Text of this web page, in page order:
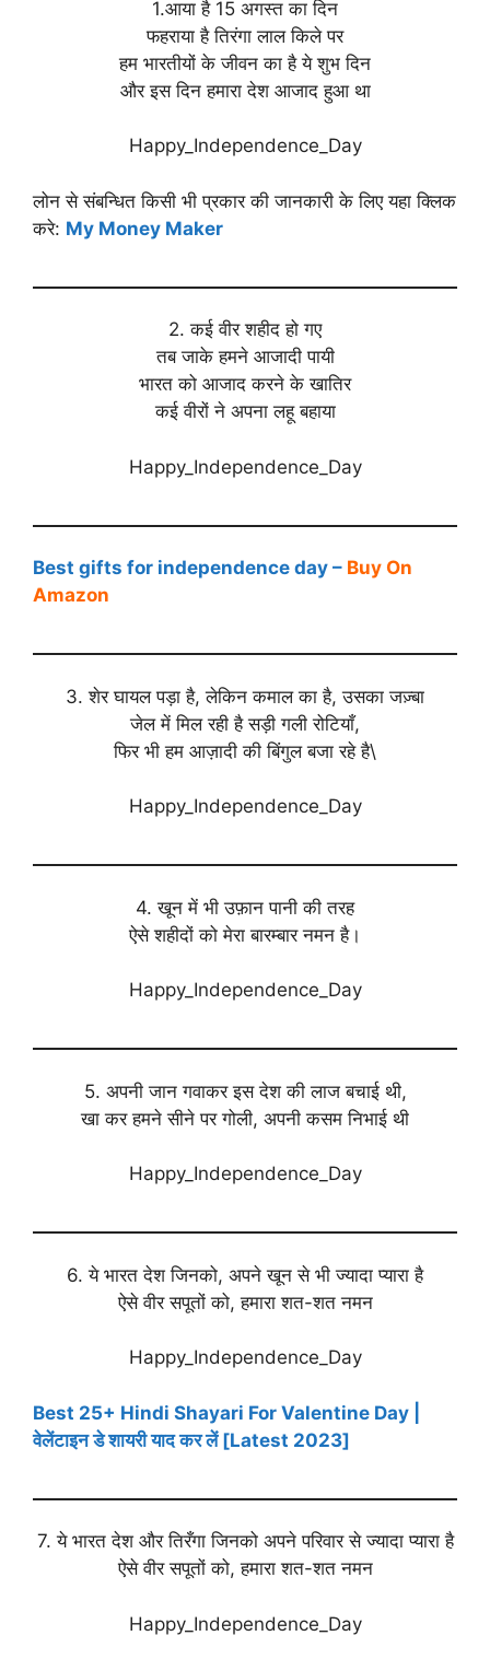
1.आया है 15 अगस्त का दिन
फहराया है तिरंगा लाल किले पर
हम भारतीयों के जीवन का है ये शुभ दिन
और इस दिन हमारा देश आजाद हुआ था
Happy_Independence_Day
लोन से संबन्धित किसी भी प्रकार की जानकारी के लिए यहा क्लिक
करे: My Money Maker
2. कई वीर शहीद हो गए
तब जाके हमने आजादी पायी
भारत को आजाद करने के खातिर
कई वीरों ने अपना लहू बहाया
Happy_Independence_Day
Best gifts for independence day – Buy On
Amazon
3. शेर घायल पड़ा है, लेकिन कमाल का है, उसका जज़्बा
जेल में मिल रही है सड़ी गली रोटियाँ,
फिर भी हम आज़ादी की बिंगुल बजा रहे है\
Happy_Independence_Day
4. खून में भी उफ़ान पानी की तरह
ऐसे शहीदों को मेरा बारम्बार नमन है।
Happy_Independence_Day
5. अपनी जान गवाकर इस देश की लाज बचाई थी,
खा कर हमने सीने पर गोली, अपनी कसम निभाई थी
Happy_Independence_Day
6. ये भारत देश जिनको, अपने खून से भी ज्यादा प्यारा है
ऐसे वीर सपूतों को, हमारा शत-शत नमन
Happy_Independence_Day
Best 25+ Hindi Shayari For Valentine Day |
वेलेंटाइन डे शायरी याद कर लें [Latest 2023]
7. ये भारत देश और तिरँगा जिनको अपने परिवार से ज्यादा प्यारा है
ऐसे वीर सपूतों को, हमारा शत-शत नमन
Happy_Independence_Day